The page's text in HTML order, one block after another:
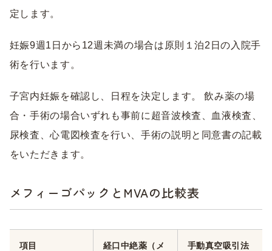
定します。
妊娠9週1日から12週未満の場合は原則１泊2日の入院手
術を行います。
子宮内妊娠を確認し、日程を決定します。 飲み薬の場
合・手術の場合いずれも事前に超音波検査、血液検査、
尿検査、心電図検査を行い、手術の説明と同意書の記載
をいただきます。
メフィーゴパックとMVAの比較表
項目
経口中絶薬（メ
手動真空吸引法